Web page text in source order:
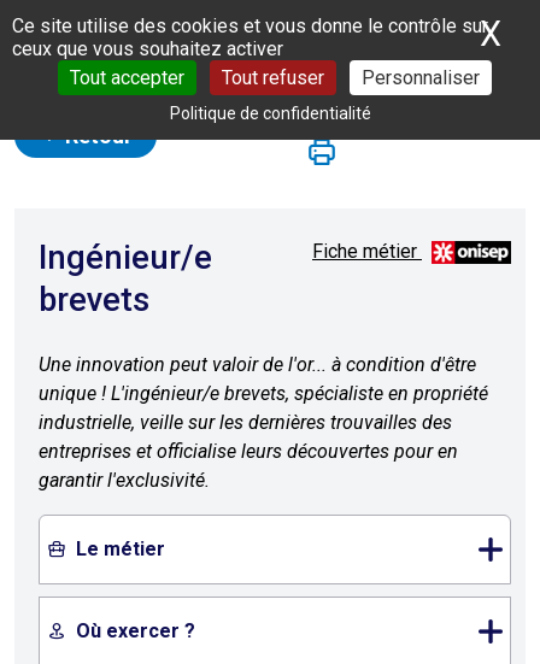
Panneau de gestion des cookies
Ce site utilise des cookies et vous donne le contrôle sur
ceux que vous souhaitez activer
Tout accepter
Tout refuser Personnaliser
Politique de confidentialité
X
Retour
Ingénieur/e
brevets
Fiche métier
Une innovation peut valoir de l'or... à condition d'être
unique ! L'ingénieur/e brevets, spécialiste en propriété
industrielle, veille sur les dernières trouvailles des
entreprises et officialise leurs découvertes pour en
garantir l'exclusivité.
Le métier
Où exercer ?